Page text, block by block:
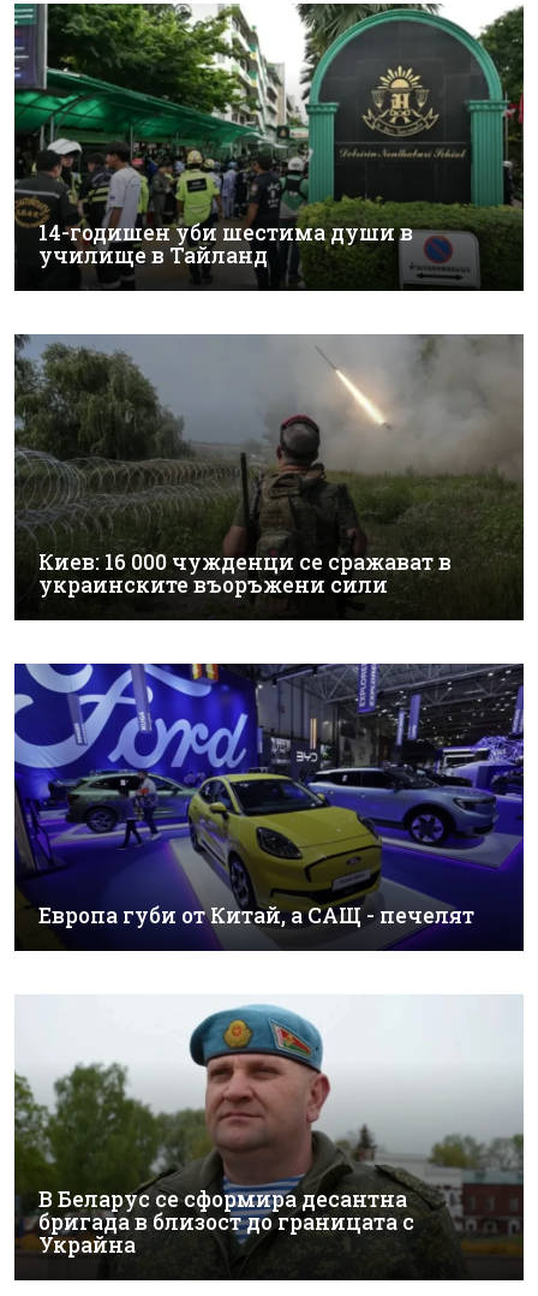
14-годишен уби шестима души в
училище в Тайланд
Киев: 16 000 чужденци се сражават в
украинските въоръжени сили
Европа губи от Китай, а САЩ - печелят
В Беларус се сформира десантна
бригада в близост до границата с
Украйна